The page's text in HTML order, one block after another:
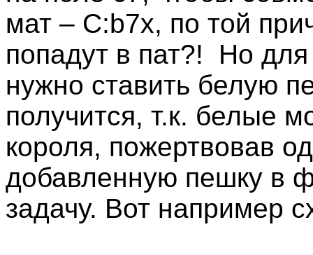
мат – С:b7х, по той
попадут в пат?!
Но для
нужно ставить белую
получится, т.к. белые
короля, пожертвовав
добавленную пешку в
задачу. Вот например